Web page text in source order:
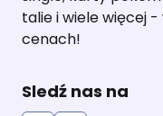
talie i wiele więcej
cenach!
Sledź nas na